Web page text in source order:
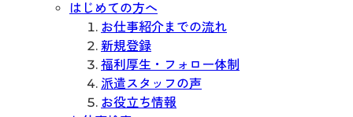
はじめての方へ
お仕事紹介までの流れ
新規登録
福利厚生・フォロー体制
派遣スタッフの声
お役立ち情報